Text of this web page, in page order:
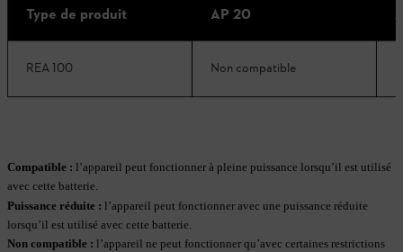
Type de produit AP 20
REA 100 Non compatible
Compatible : l’appareil peut fonctionner à pleine puissance lorsqu’il est utilisé
avec cette batterie.
Puissance réduite : l’appareil peut fonctionner avec une puissance réduite
lorsqu’il est utilisé avec cette batterie.
Non compatible : l’appareil ne peut fonctionner qu’avec certaines restrictions